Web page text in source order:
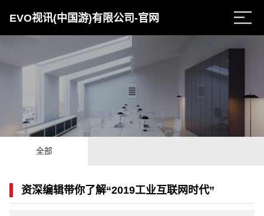
EVO视讯(中国游)有限公司-官网
全部
资深编辑带你了解“2019工业互联网时代”